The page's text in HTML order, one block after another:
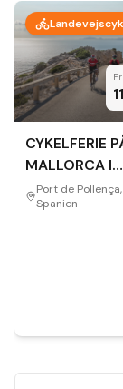
CYKELFERIE
MALLORCA I
EFTERÅRET
Port de
Spanien